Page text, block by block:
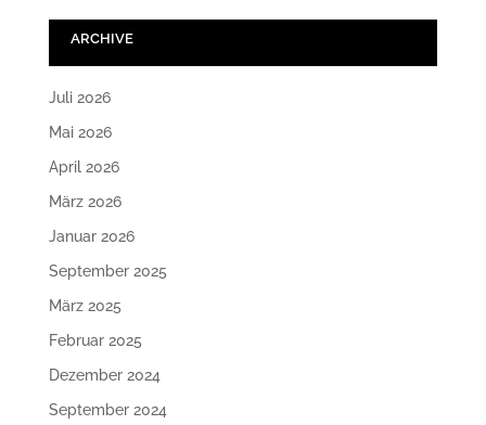
ARCHIVE
Juli 2026
Mai 2026
April 2026
März 2026
Januar 2026
September 2025
März 2025
Februar 2025
Dezember 2024
September 2024